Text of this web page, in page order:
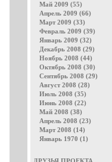
Май 2009 (55)
Апрель 2009 (66)
Март 2009 (33)
Февраль 2009 (39)
Январь 2009 (32)
Декабрь 2008 (29)
Ноябрь 2008 (44)
Октябрь 2008 (30)
Сентябрь 2008 (29)
Август 2008 (28)
Июль 2008 (35)
Июнь 2008 (22)
Май 2008 (38)
Апрель 2008 (23)
Март 2008 (14)
Январь 1970 (1)